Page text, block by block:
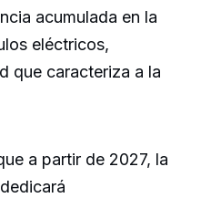
acumulada en la
eléctricos,
que caracteriza a la
a partir de 2027, la